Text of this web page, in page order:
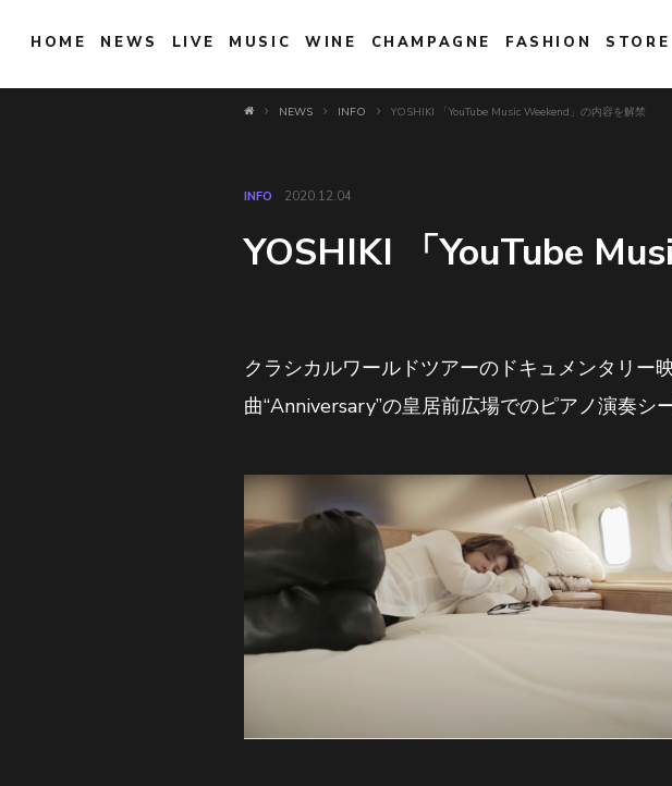
HOME NEWS LIVE MUSIC WINE CHAMPAGNE FASHION STORE
NEWS INFO YOSHIKI 「YouTube Music Weekend」の内容を解禁
INFO 2020.12.04
YOSHIKI 「YouTube
クラシカルワールドツアーのドキュメンタリー
曲“Anniversary”の皇居前広場でのピアノ演奏シ